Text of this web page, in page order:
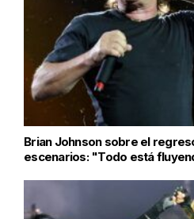
Brian Johnson sobre el
escenarios: "Todo está